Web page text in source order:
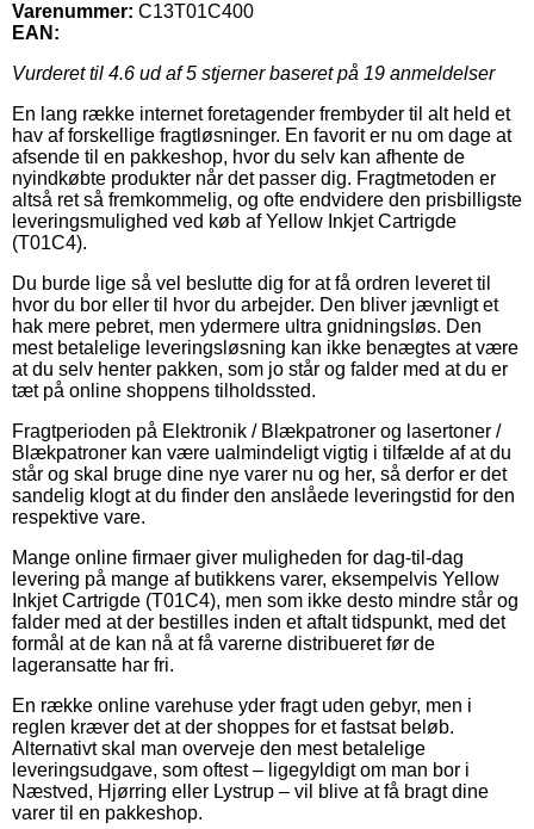
Varenummer: C13T01C400
EAN:
Vurderet til 4.6 ud af 5 stjerner baseret på 19 anmeldelser
En lang række internet foretagender frembyder til alt held et
hav af forskellige fragtløsninger. En favorit er nu om dage at
afsende til en pakkeshop, hvor du selv kan afhente de
nyindkøbte produkter når det passer dig. Fragtmetoden er
altså ret så fremkommelig, og ofte endvidere den prisbilligste
leveringsmulighed ved køb af Yellow Inkjet Cartrigde
(T01C4).
Du burde lige så vel beslutte dig for at få ordren leveret til
hvor du bor eller til hvor du arbejder. Den bliver jævnligt et
hak mere pebret, men ydermere ultra gnidningsløs. Den
mest betalelige leveringsløsning kan ikke benægtes at være
at du selv henter pakken, som jo står og falder med at du er
tæt på online shoppens tilholdssted.
Fragtperioden på Elektronik / Blækpatroner og lasertoner /
Blækpatroner kan være ualmindeligt vigtig i tilfælde af at du
står og skal bruge dine nye varer nu og her, så derfor er det
sandelig klogt at du finder den anslåede leveringstid for den
respektive vare.
Mange online firmaer giver muligheden for dag-til-dag
levering på mange af butikkens varer, eksempelvis Yellow
Inkjet Cartrigde (T01C4), men som ikke desto mindre står og
falder med at der bestilles inden et aftalt tidspunkt, med det
formål at de kan nå at få varerne distribueret før de
lageransatte har fri.
En række online varehuse yder fragt uden gebyr, men i
reglen kræver det at der shoppes for et fastsat beløb.
Alternativt skal man overveje den mest betalelige
leveringsudgave, som oftest – ligegyldigt om man bor i
Næstved, Hjørring eller Lystrup – vil blive at få bragt dine
varer til en pakkeshop.